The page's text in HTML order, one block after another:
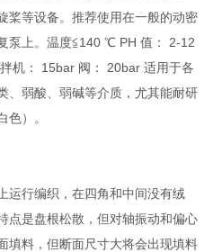
桨等设备。推荐使用在一般的动密
泵上。温度≦140 ℃ PH 值： 2-12
机： 15bar 阀： 20bar 适用于各
、弱酸、弱碱等介质，尤其能耐研
色）。
运行编织，在四角和中间没有绒
点是盘根松散，但对轴振动和偏心
填料，但断面尺寸大将会出现填料